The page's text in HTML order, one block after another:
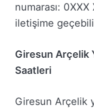
numarası:
iletişime
Giresun Arçelik
Saatleri
Giresun Arçelik